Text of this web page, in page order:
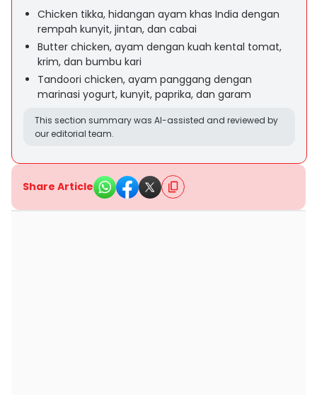
Chicken tikka, hidangan ayam khas India dengan
rempah kunyit, jintan, dan cabai
Butter chicken, ayam dengan kuah kental tomat,
krim, dan bumbu kari
Tandoori chicken, ayam panggang dengan
marinasi yogurt, kunyit, paprika, dan garam
This section summary was AI-assisted and reviewed by
our editorial team.
Share Article